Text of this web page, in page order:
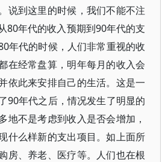
说到这里的时候，我们不能不注
80年代的收入预期到90年代的支
年代的时候，人们非常重视的收
在经常盘算，明年每月的收入会
依此来安排自己的生活。这是一
90年代之后，情况发生了明显的
地不是考虑到收入是否会增加，
什么样新的支出项目。如上面所
房、养老、医疗等。人们也在根